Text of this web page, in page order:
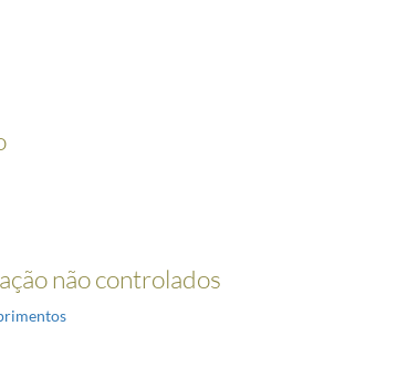
não controlados